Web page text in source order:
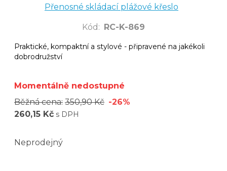
Přenosné skládací plážové křeslo
Kód : RC-K-869
Praktické, kompaktní a stylové - připravené na jakékoli
dobrodružství
Momentálně nedostupné
Běžná cena: 350,90 Kč -26%
260,15 Kč s DPH
Neprodejný